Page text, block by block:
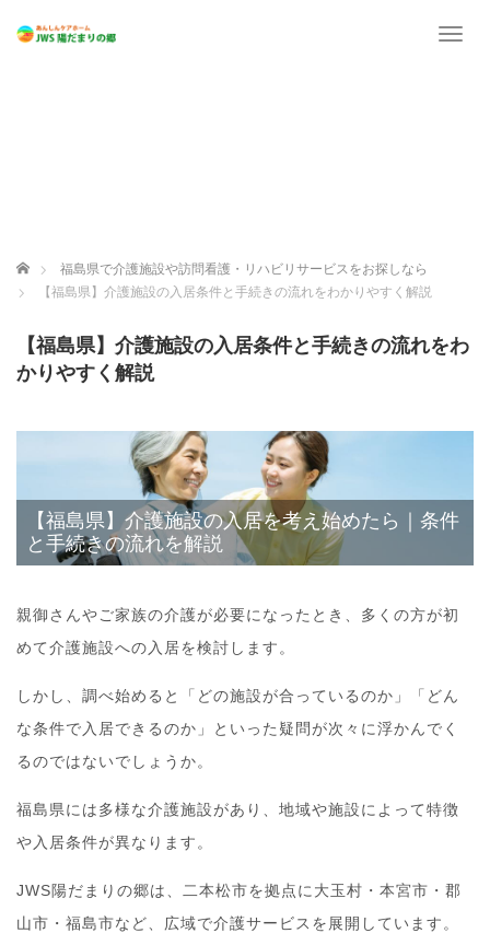
T
o
ホーム
福島県で介護施設や訪問看護・リハビリサービスをお探しなら
【福島県】介護施設の入居条件と手続きの流れをわかりやすく解説
【福島県】介護施設の入居条件と手続きの流れをわ
かりやすく解説
【福島県】介護施設の入居を考え始めたら｜条件
と手続きの流れを解説
親御さんやご家族の介護が必要になったとき、多くの方が初
めて介護施設への入居を検討します。
しかし、調べ始めると「どの施設が合っているのか」「どん
な条件で入居できるのか」といった疑問が次々に浮かんでく
るのではないでしょうか。
福島県には多様な介護施設があり、地域や施設によって特徴
や入居条件が異なります。
JWS陽だまりの郷は、二本松市を拠点に大玉村・本宮市・郡
山市・福島市など、広域で介護サービスを展開しています。